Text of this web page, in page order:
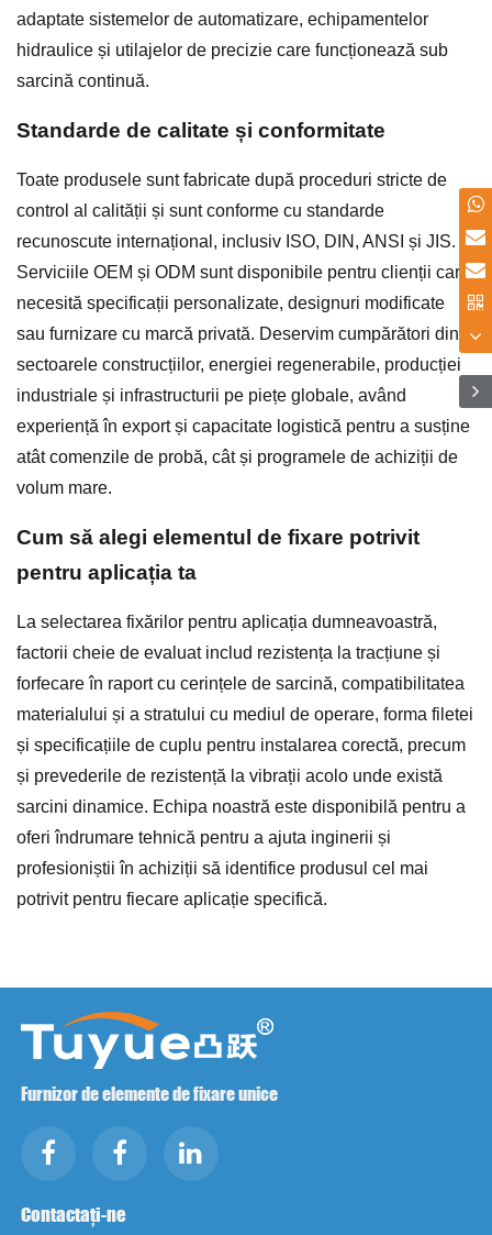
adaptate sistemelor de automatizare, echipamentelor
hidraulice și utilajelor de precizie care funcționează sub
sarcină continuă.
Standarde de calitate și conformitate
Toate produsele sunt fabricate după proceduri stricte de
control al calității și sunt conforme cu standarde
recunoscute internațional, inclusiv ISO, DIN, ANSI și JIS.
Serviciile OEM și ODM sunt disponibile pentru clienții care
necesită specificații personalizate, designuri modificate
sau furnizare cu marcă privată. Deservim cumpărători din
sectoarele construcțiilor, energiei regenerabile, producției
industriale și infrastructurii pe piețe globale, având
experiență în export și capacitate logistică pentru a susține
atât comenzile de probă, cât și programele de achiziții de
volum mare.
Cum să alegi elementul de fixare potrivit
pentru aplicația ta
La selectarea fixărilor pentru aplicația dumneavoastră,
factorii cheie de evaluat includ rezistența la tracțiune și
forfecare în raport cu cerințele de sarcină, compatibilitatea
materialului și a stratului cu mediul de operare, forma filetei
și specificațiile de cuplu pentru instalarea corectă, precum
și prevederile de rezistență la vibrații acolo unde există
sarcini dinamice. Echipa noastră este disponibilă pentru a
oferi îndrumare tehnică pentru a ajuta inginerii și
profesioniștii în achiziții să identifice produsul cel mai
potrivit pentru fiecare aplicație specifică.
Furnizor de elemente de fixare unice
Contactați-ne